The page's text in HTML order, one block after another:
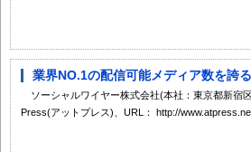
業界NO.1の配信可能メディア数を誇
ソーシャルワイヤー株式会社(本社：東京都新宿
Press(アットプレス)、URL： http://